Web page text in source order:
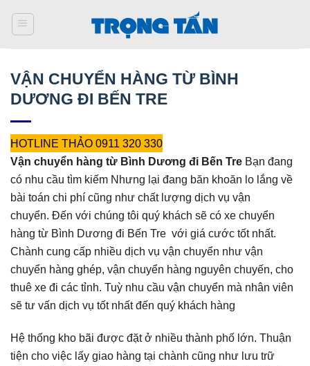
qua
VẬN CHUYỂN HÀNG TỪ BÌNH
DƯƠNG ĐI BẾN TRE
HOTLINE THẢO 0911 320 330
Vận chuyển hàng từ Bình Dương đi Bến Tre Bạn đang
có nhu cầu tìm kiếm Nhưng lại đang băn khoăn lo lắng về
bài toán chi phí cũng như chất lượng dịch vụ vận
chuyển. Đến với chúng tôi quý khách sẽ có xe chuyển
hàng từ Bình Dương đi Bến Tre với giá cước tốt nhất.
Chành cung cấp nhiều dịch vụ vận chuyển như vận
chuyển hàng ghép, vận chuyển hàng nguyên chuyến, cho
thuê xe đi các tỉnh. Tuỳ nhu cầu vận chuyển mà nhân viên
sẽ tư vấn dịch vụ tốt nhất đến quý khách hàng
Hệ thống kho bãi được đặt ở nhiều thành phố lớn. Thuận
tiện cho việc lấy giao hàng tại chành cũng như lưu trữ